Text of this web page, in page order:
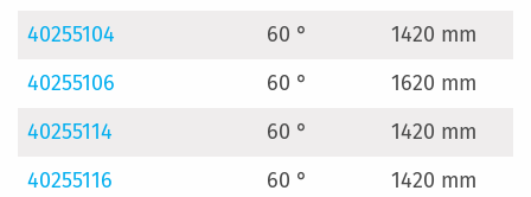
40255104
60 °
1420 mm
40255106
60 °
1620 mm
40255114
60 °
1420 mm
40255116
60 °
1420 mm